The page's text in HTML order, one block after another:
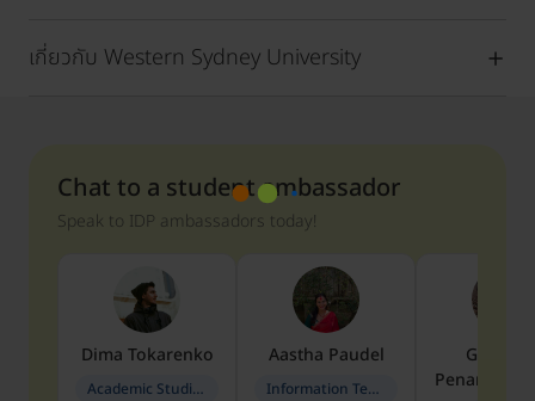
เกี่ยวกับ Western Sydney University
Chat to a student ambassador
Speak to IDP ambassadors today!
Dima Tokarenko
Academic Studies in Education
Aastha Paudel
Information Technology
Penarete